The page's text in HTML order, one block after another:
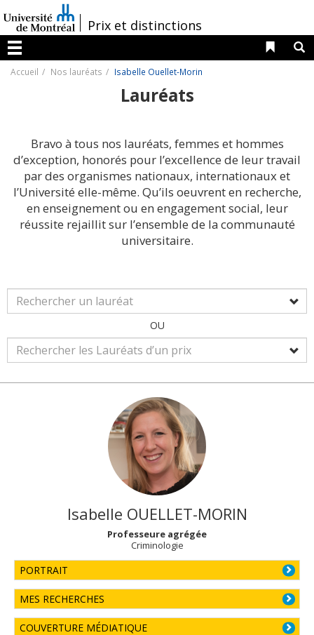
au
contenu
/Prix et distinctions
Menu
Liens
Accueil Nos lauréats Isabelle Ouellet-Morin
Lauréats
Bravo à tous nos lauréats, femmes et hommes
d’exception, honorés pour l’excellence de leur travail
par des organismes nationaux, internationaux et
l’Université elle-même. Qu’ils oeuvrent en recherche,
en enseignement ou en engagement social, leur
réussite rejaillit sur l’ensemble de la communauté
universitaire.
OU
Isabelle OUELLET-MORIN
Professeure agrégée
Criminologie
PORTRAIT
MES RECHERCHES
COUVERTURE MÉDIATIQUE